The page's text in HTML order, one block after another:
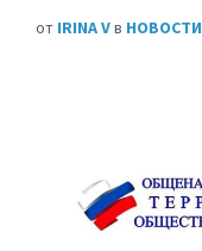
от IRINA Vв НОВОСТИ